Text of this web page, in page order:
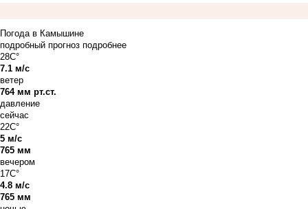
Погода в Камышине
подробный прогноз подробнее
28C°
7.1 м/с
ветер
764 мм рт.ст.
давление
сейчас
22C°
5 м/с
765 мм
вечером
17C°
4.8 м/с
765 мм